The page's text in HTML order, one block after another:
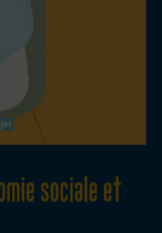
sociale et